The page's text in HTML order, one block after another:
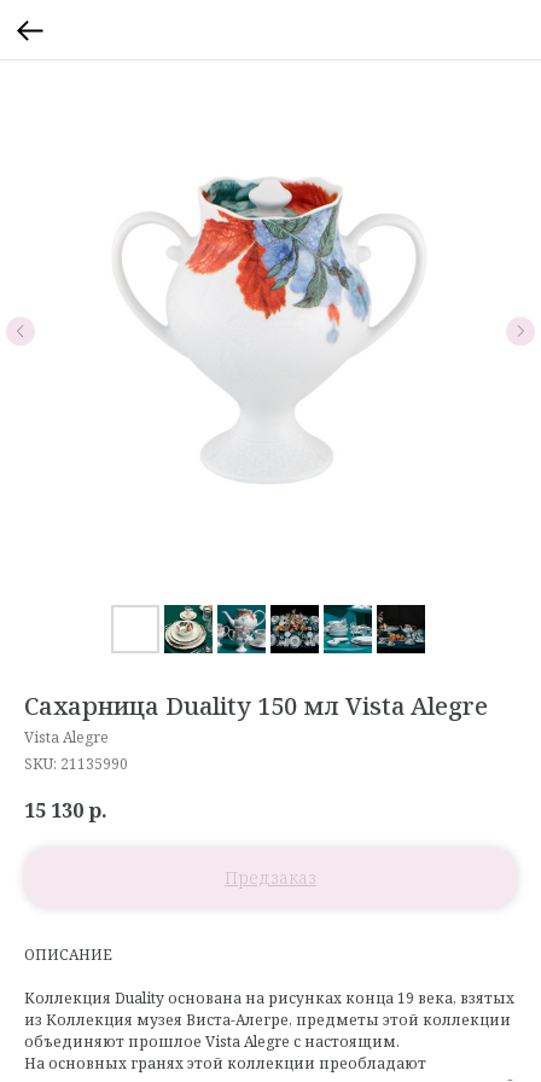
Сахарница Duality 150 мл Vista Alegre
Vista Alegre
SKU: 21135990
15 130р.
ОПИСАНИЕ
Коллекция Duality основана на рисунках конца 19 века, взятых
из Коллекция музея Виста-Алегре, предметы этой коллекции
объединяют прошлое Vista Alegre с настоящим.
На основных гранях этой коллекции преобладают